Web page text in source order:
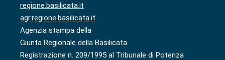
regione.basilicata.it
agr.regione.basilicata.it
Agenzia stampa della
Giunta Regionale della Basilicata
Registrazione n. 209/1995 al Tribunale di Potenza